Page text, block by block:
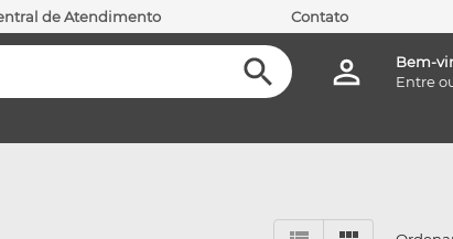
de Atendimento Contato
Bem-
Entre